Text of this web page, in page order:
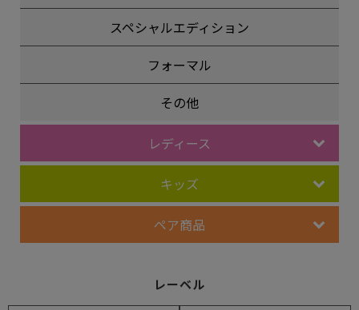
スペシャルエディション
フォーマル
その他
レディース
キッズ
ペア商品
レーベル